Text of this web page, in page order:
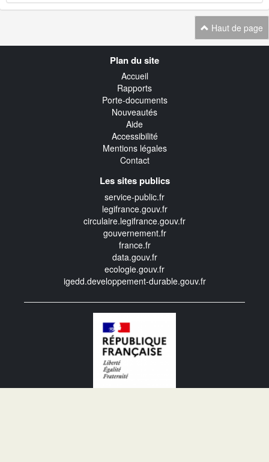
Haut de page
Plan du site
Accueil
Rapports
Porte-documents
Nouveautés
Aide
Accessibilité
Mentions légales
Contact
Les sites publics
service-public.fr
legifrance.gouv.fr
circulaire.legifrance.gouv.fr
gouvernement.fr
france.fr
data.gouv.fr
ecologie.gouv.fr
igedd.developpement-durable.gouv.fr